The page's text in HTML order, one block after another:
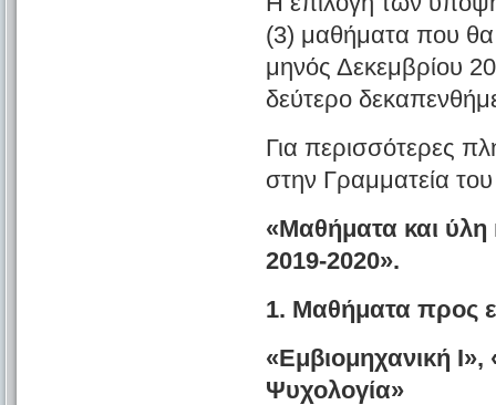
(3) μαθήματα που
μηνός Δεκεμβρίου
δεύτερο
Για περισσότερες
στην Γραμματεία
«Μαθήματα και ύλη
2019-2020».
1. Μαθήματα προς
«Εμβιομηχανική
Ψυχολογία»